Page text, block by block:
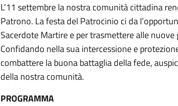
L’11 settembre la nostra comunità cittadina
Patrono. La festa del Patrocinio ci da
Sacerdote Martire e per trasmettere alle
Confidando nella sua intercessione e
combattere la buona battaglia della fede,
della nostra comunità.
PROGRAMMA